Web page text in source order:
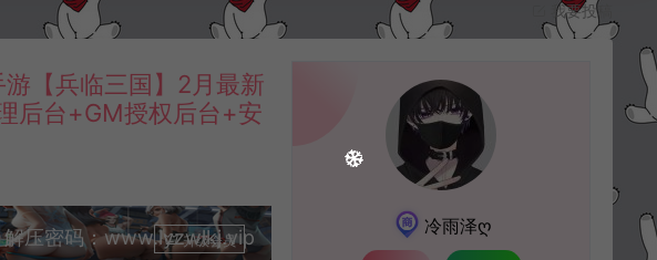
我要投稿
【兵临三国】2月最新
后台+GM授权后台+安
解压密码：www.lyzwlkj.vip
升级会员
冷雨泽ღ